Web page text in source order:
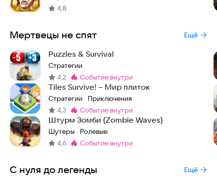
4,8
Мертвецы не спят Ещё
Puzzles & Survival
Стратегии
4,2
Метка:
событие внутри
Tiles Survive! – Мир плиток
Стратегии · Приключения
4,3
Метка:
событие внутри
Штурм Зомби (Zombie Waves)
Шутеры · Ролевые
4,6 Метка:
событие внутри
С нуля до легенды Ещё